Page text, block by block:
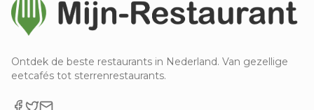
Ontdek de beste restaurants in Nederland. Van gezellige
eetcafés tot sterrenrestaurants.